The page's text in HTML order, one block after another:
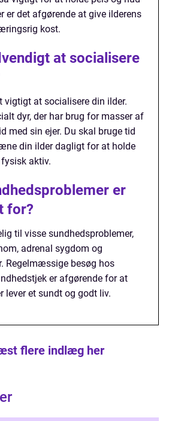
er det afgørende at give ilderens
kost.
at socialisere
vigtigt at socialisere din ilder.
dyr, der har brug for masser af
med sin ejer. Du skal bruge tid
din ilder dagligt for at holde
aktiv.
er
for?
til visse sundhedsproblemer,
adrenal sygdom og
Regelmæssige besøg hos
er afgørende for at
lever et sundt og godt liv.
flere indlæg her